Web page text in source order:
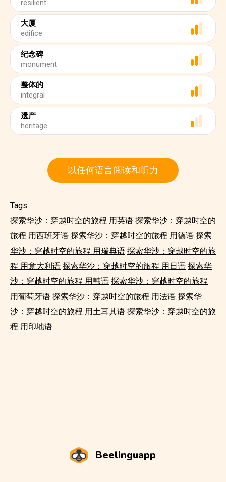
resilient
大厦
edifice
纪念碑
monument
整体的
integral
遗产
heritage
以任何语言阅读和听力
Tags:
探索华沙：穿越时空的旅程 用英语 探索华沙：穿越时空的
旅程 用西班牙语 探索华沙：穿越时空的旅程 用德语 探索
华沙：穿越时空的旅程 用瑞典语 探索华沙：穿越时空的旅
程 用意大利语 探索华沙：穿越时空的旅程 用日语 探索华
沙：穿越时空的旅程 用韩语 探索华沙：穿越时空的旅程
用葡萄牙语 探索华沙：穿越时空的旅程 用法语 探索华
沙：穿越时空的旅程 用土耳其语 探索华沙：穿越时空的旅
程 用印地语
Beelinguapp